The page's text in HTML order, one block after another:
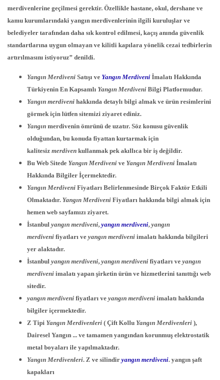
merdivenlerine geçilmesi gerektir. Özellikle hastane, okul, dershane ve
kamu kurumlarındaki yangın merdivenlerinin ilgili kuruluşlar ve
belediyeler tarafından daha sık kontrol edilmesi, kaçış anında güvenlik
standartlarına uygun olmayan ve kilitli kapılara yönelik cezai tedbirlerin
artırılmasını istiyoruz” denildi.
Yangın Merdiveni Satışı ve Yangın Merdiveni İmalatı Hakkında
Türkiyenin En Kapsamlı Yangın Merdiveni Bilgi Platformudur.
Yangın merdiveni hakkında detaylı bilgi almak ve ürün resimlerini
görmek için lütfen sitemizi ziyaret ediniz.
Yangın merdivenin ömrünü de uzatır. Söz konusu güvenlik
olduğundan, bu konuda fiyattan kurtarmak için
kalitesiz merdiven kullanmak pek akıllıca bir iş değildir.
Bu Web Sitede Yangın Merdiveni ve Yangın Merdiveni İmalatı
Hakkında Bilgiler İçermektedir.
Yangın Merdiveni Fiyatları Belirlenmesinde Birçok Faktör Etkili
Olmaktadır. Yangın Merdiveni Fiyatları hakkında bilgi almak için
hemen web sayfamızı ziyaret.
İstanbul yangın merdiveni, yangın merdiveni, yangın
merdiveni fiyatları ve yangın merdiveni imalatı hakkında bilgileri
yer alaktadır.
İstanbul yangın merdiveni, yangın merdiveni fiyatları ve yangın
merdiveni imalatı yapan şirketin ürün ve hizmetlerini tanıttığı web
sitedir.
yangın merdiveni fiyatları ve yangın merdiveni imalatı hakkında
bilgiler içermektedir.
Z Tipi Yangın Merdivenleri ( Çift Kollu Yangın Merdivenleri ),
Dairesel Yangın ... ve tamamen yangından korunmuş elektrostatik
metal boyaları ile yapılmaktadır.
Yangın Merdivenleri. Z ve silindir yangın merdiveni. yangın şaft
kapakları